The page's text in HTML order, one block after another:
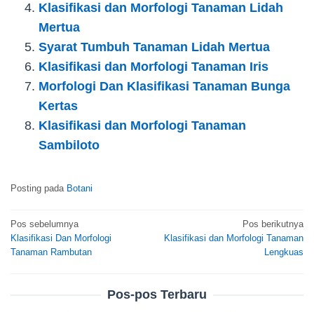
Klasifikasi dan Morfologi Tanaman Lidah
Mertua
Syarat Tumbuh Tanaman Lidah Mertua
Klasifikasi dan Morfologi Tanaman Iris
Morfologi Dan Klasifikasi Tanaman Bunga
Kertas
Klasifikasi dan Morfologi Tanaman
Sambiloto
Posting pada Botani
Navigasi
pos
Pos sebelumnya
Klasifikasi Dan Morfologi
Tanaman Rambutan
Pos berikutnya
Klasifikasi dan Morfologi Tanaman
Lengkuas
Pos-pos Terbaru